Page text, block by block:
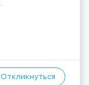
Откликнуться